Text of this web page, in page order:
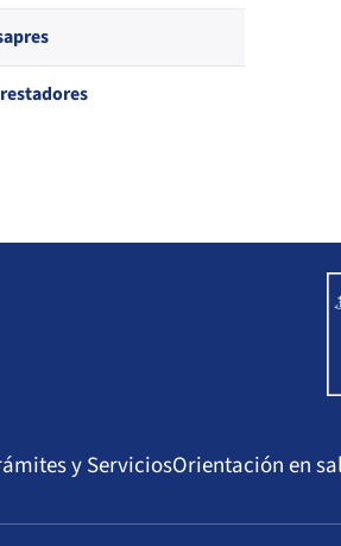
y ServiciosOrientación en